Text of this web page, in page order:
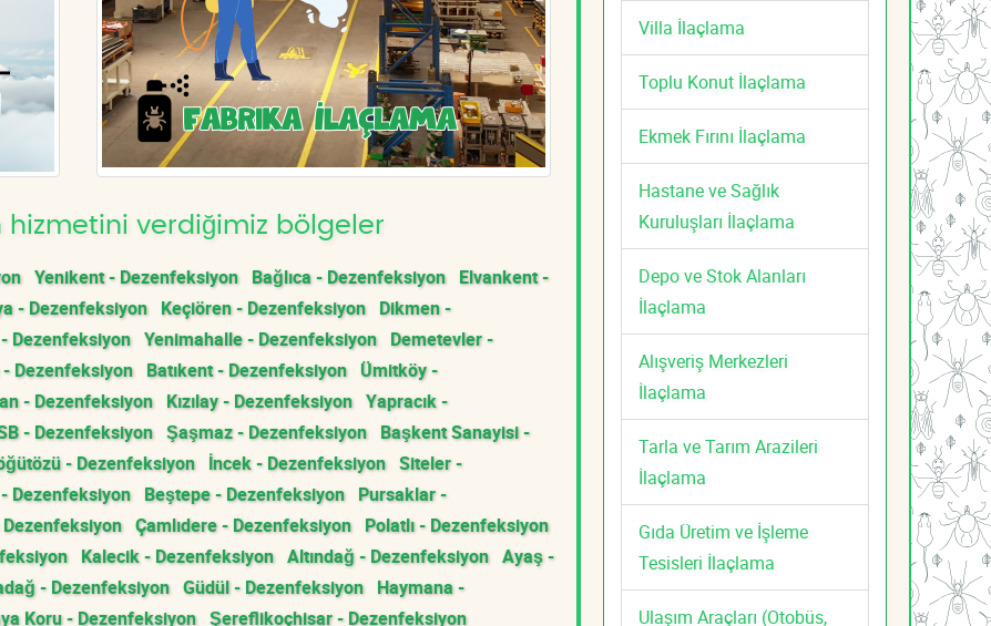
verdiğimiz bölgeler
Yenikent - Dezenfeksiyon Bağlıca - Dezenfeksiyon Elvankent -
- Dezenfeksiyon Keçiören - Dezenfeksiyon Dikmen -
- Dezenfeksiyon Yenimahalle - Dezenfeksiyon Demetevler -
Dezenfeksiyon Batıkent - Dezenfeksiyon Ümitköy -
- Dezenfeksiyon Kızılay - Dezenfeksiyon Yapracık -
- Dezenfeksiyon Şaşmaz - Dezenfeksiyon Başkent Sanayisi -
- Dezenfeksiyon İncek - Dezenfeksiyon Siteler -
Dezenfeksiyon Beştepe - Dezenfeksiyon Pursaklar -
Çamlıdere - Dezenfeksiyon Polatlı - Dezenfeksiyon
Kalecik - Dezenfeksiyon Altındağ - Dezenfeksiyon Ayaş -
- Dezenfeksiyon Güdül - Dezenfeksiyon Haymana -
Koru - Dezenfeksiyon Şereflikoçhisar - Dezenfeksiyon
Villa İlaçlama
Toplu Konut İlaçlama
Ekmek Fırını İlaçlama
Hastane ve Sağlık
Kuruluşları İlaçlama
Depo ve Stok Alanları
İlaçlama
Alışveriş Merkezleri
İlaçlama
Tarla ve Tarım Arazileri
İlaçlama
Gıda Üretim ve İşleme
Tesisleri İlaçlama
Ulaşım Araçları (Otobüs,